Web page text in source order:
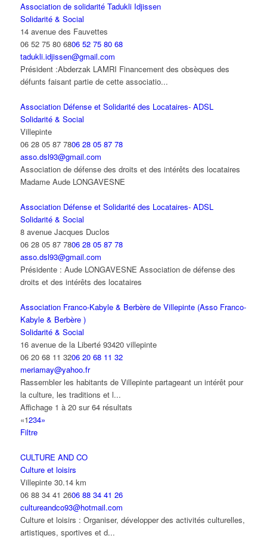
Association de solidarité Tadukli Idjissen
Solidarité & Social
14 avenue des Fauvettes
06 52 75 80 6806 52 75 80 68
tadukli.idjissen@gmail.com
Président :Abderzak LAMRI Financement des obsèques des
défunts faisant partie de cette associatio...
Association Défense et Solidarité des Locataires- ADSL
Solidarité & Social
Villepinte
06 28 05 87 7806 28 05 87 78
asso.dsl93@gmail.com
Association de défense des droits et des intérêts des locataires
Madame Aude LONGAVESNE
Association Défense et Solidarité des Locataires- ADSL
Solidarité & Social
8 avenue Jacques Duclos
06 28 05 87 7806 28 05 87 78
asso.dsl93@gmail.com
Présidente : Aude LONGAVESNE Association de défense des
droits et des intérêts des locataires
Association Franco-Kabyle & Berbère de Villepinte (Asso Franco-
Kabyle & Berbère )
Solidarité & Social
16 avenue de la Liberté 93420 villepinte
06 20 68 11 3206 20 68 11 32
meriamay@yahoo.fr
Rassembler les habitants de Villepinte partageant un intérêt pour
la culture, les traditions et l...
Affichage 1 à 20 sur 64 résultats
«1234»
Filtre
CULTURE AND CO
Culture et loisirs
Villepinte 30.14 km
06 88 34 41 2606 88 34 41 26
cultureandco93@hotmail.com
Culture et loisirs : Organiser, développer des activités culturelles,
artistiques, sportives et d...